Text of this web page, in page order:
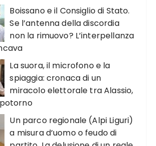
Boissano e il Consiglio di Stato.
Se l’antenna della discordia
non la rimuovo? L’interpellanza
La suora, il microfono e la
spiaggia: cronaca di un
miracolo elettorale tra Alassio,
Un parco regionale (Alpi Liguri)
a misura d’uomo o feudo di